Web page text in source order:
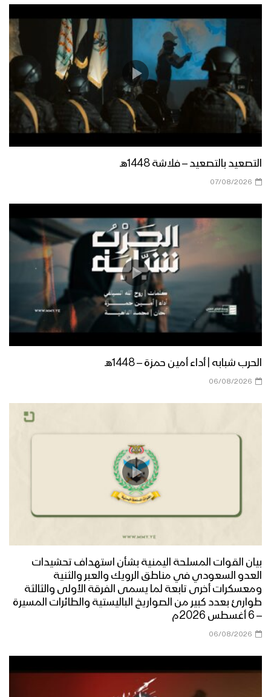
التصعيد بالتصعيد – فلاشة 1448هـ
07/08/2026
الحرب شبابه | أداء أمين حمزة – 1448هـ
06/08/2026
بيان القوات المسلحة اليمنية بشأن استهداف تحشيدات
العدو السعودي في مناطق الرويك والعبر والثنية
ومعسكرات أخرى تابعة لما يسمى الفرقة الأولى والثالثة
طوارئ بعدد كبير من الصواريخ الباليستية والطائرات المسيرة
– 6 أغسطس 2026م
06/08/2026